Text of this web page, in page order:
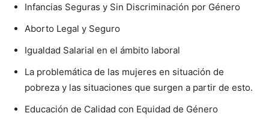
Infancias Seguras y Sin Discriminación por Género
Aborto Legal y Seguro
Igualdad Salarial en el ámbito laboral
La problemática de las mujeres en situación de
pobreza y las situaciones que surgen a partir de esto.
Educación de Calidad con Equidad de Género